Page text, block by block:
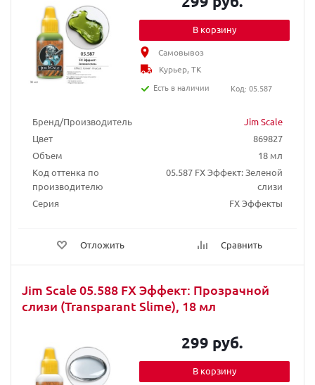
Бренд/Производитель
Jim Scale
Цвет
869827
Объем
18 мл
Код оттенка по
производителю
05.587 FX Эффект: Зеленой
слизи
Серия
FX Эффекты
Отложить Сравнить
В корзину
Самовывоз
Курьер, ТК
Есть в наличии
Код: 05.587
Jim Scale 05.588 FX Эффект: Прозрачной
слизи (Transparant Slime), 18 мл
299 руб.
В корзину